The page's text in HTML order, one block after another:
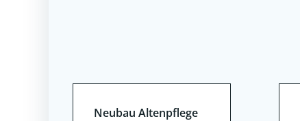
Neubau Altenpflege